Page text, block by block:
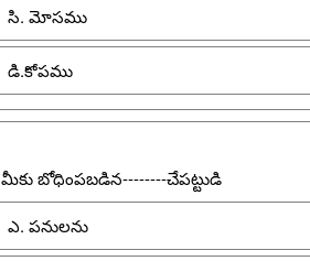
సి. మోసము
డి.కోపము
మీకు బోధింపబడిన--------చేపట్టుడి
ఎ. పనులను